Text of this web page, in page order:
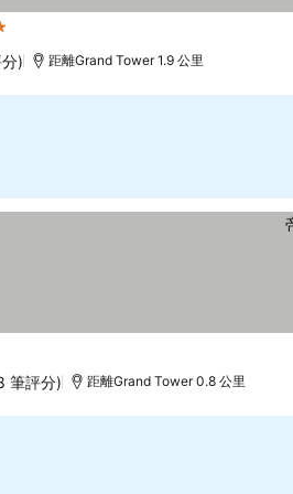
) 距離Grand Tower 1.9 公里
筆評分) 距離Grand Tower 0.8 公里